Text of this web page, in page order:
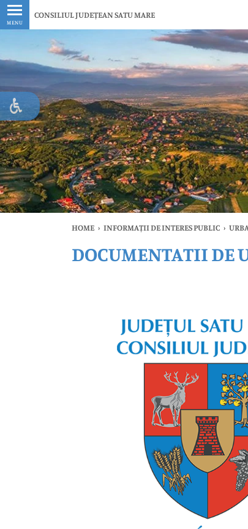
MENU
CONSILIUL JUDEȚEAN SATU MARE
HOME › INFORMAȚII DE INTERES PUBLIC ›
DOCUMENTATII DE